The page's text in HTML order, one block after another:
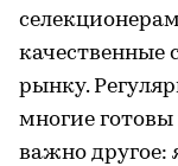
качественные
рынку.
многие
важно другое: